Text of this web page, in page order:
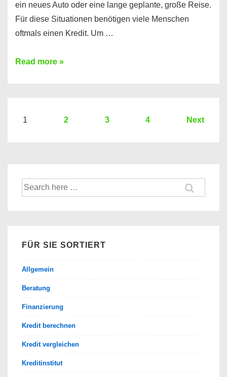
ein neues Auto oder eine lange geplante, große Reise.
Für diese Situationen benötigen viele Menschen
oftmals einen Kredit. Um …
Brauchen
Summe
Euro
Read more »
Seitennummerierung
1 2 3 4 Next
Suche
nach:
FÜR SIE SORTIERT
Allgemein
Beratung
Finanzierung
Kredit berechnen
Kredit vergleichen
Kreditinstitut